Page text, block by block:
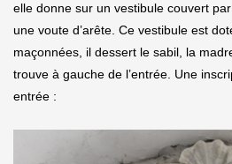
elle donne sur un vestibule couvert
une voute d’arête. Ce vestibule est
maçonnées, il dessert le sabil, la
trouve à gauche de l’entrée. Une
entrée :